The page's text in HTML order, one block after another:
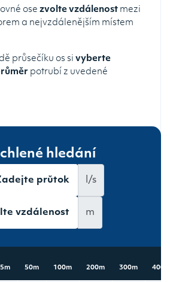
ose zvolte vzdálenost mezi
a nejvzdálenějším místem
průsečíku os si vyberte
potrubí z uvedené
hledání
l/s
m
50m 100m 200m 300m 400m